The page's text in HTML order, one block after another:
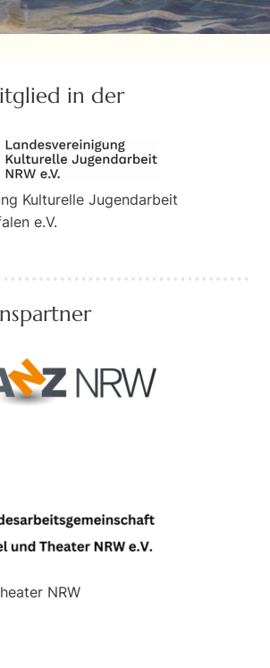
in der
Kulturelle Jugendarbeit
e.V.
NRW